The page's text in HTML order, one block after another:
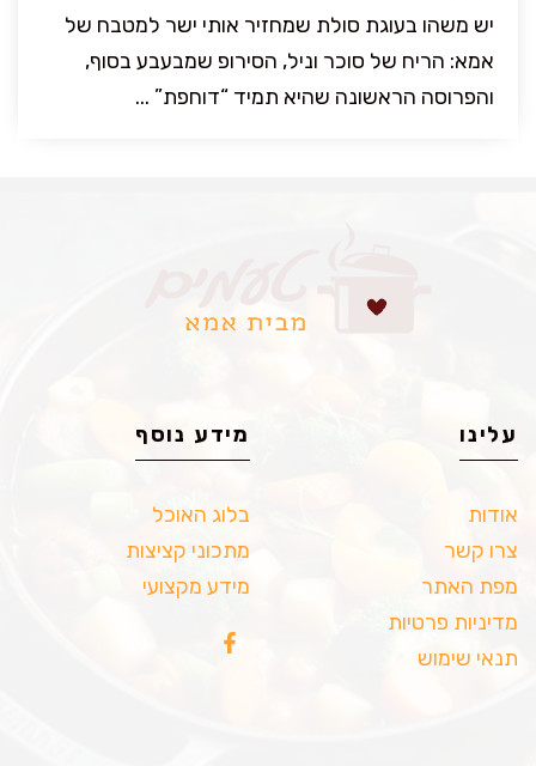
יש משהו בעוגת סולת שמחזיר אותי ישר למטבח של
אמא: הריח של סוכר וניל, הסירופ שמבעבע בסוף,
והפרוסה הראשונה שהיא תמיד “דוחפת” ...
עלינו
אודות
צרו קשר
מפת האתר
מדיניות פרטיות
תנאי שימוש
מידע נוסף
בלוג האוכל
מתכוני קציצות
מידע מקצועי